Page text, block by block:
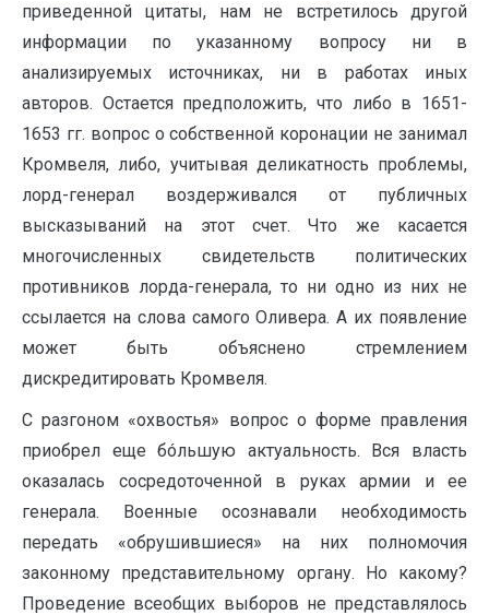
приведенной цитаты, нам не встретилось другой
информации по указанному вопросу ни в
анализируемых источниках, ни в работах иных
авторов. Остается предположить, что либо в 1651-
1653 гг. вопрос о собственной коронации не занимал
Кромвеля, либо, учитывая деликатность проблемы,
лорд-генерал воздерживался от публичных
высказываний на этот счет. Что же касается
многочисленных свидетельств политических
противников лорда-генерала, то ни одно из них не
ссылается на слова самого Оливера. А их появление
может быть объяснено стремлением
дискредитировать Кромвеля.
С разгоном «охвостья» вопрос о форме правления
приобрел еще бóльшую актуальность. Вся власть
оказалась сосредоточенной в руках армии и ее
генерала. Военные осознавали необходимость
передать «обрушившиеся» на них полномочия
законному представительному органу. Но какому?
Проведение всеобщих выборов не представлялось